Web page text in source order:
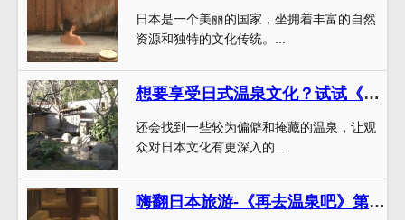
日本是一个美丽的国家，坐拥着丰富的自然
资源和独特的文化传统。...
想要享受日式温泉文化？试试《再去温泉吧》吧
还会找到一些较为偏僻和掩藏的温泉，让观
众对日本文化有更深入的...
嗨翻日本旅游-《再去温泉吧》第一季迅雷下载,随主持人畅游日本最美温泉